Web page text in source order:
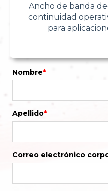
Ancho de banda
continuidad
para
Nombre*
Apellido*
Correo electrónico